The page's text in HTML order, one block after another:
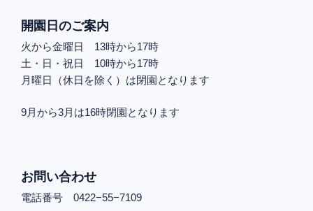
開園日のご案内
火から金曜日 13時から17時
土・日・祝日 10時から17時
月曜日（休日を除く）は閉園となります
9月から3月は16時閉園となります
お問い合わせ
電話番号 0422−55−7109